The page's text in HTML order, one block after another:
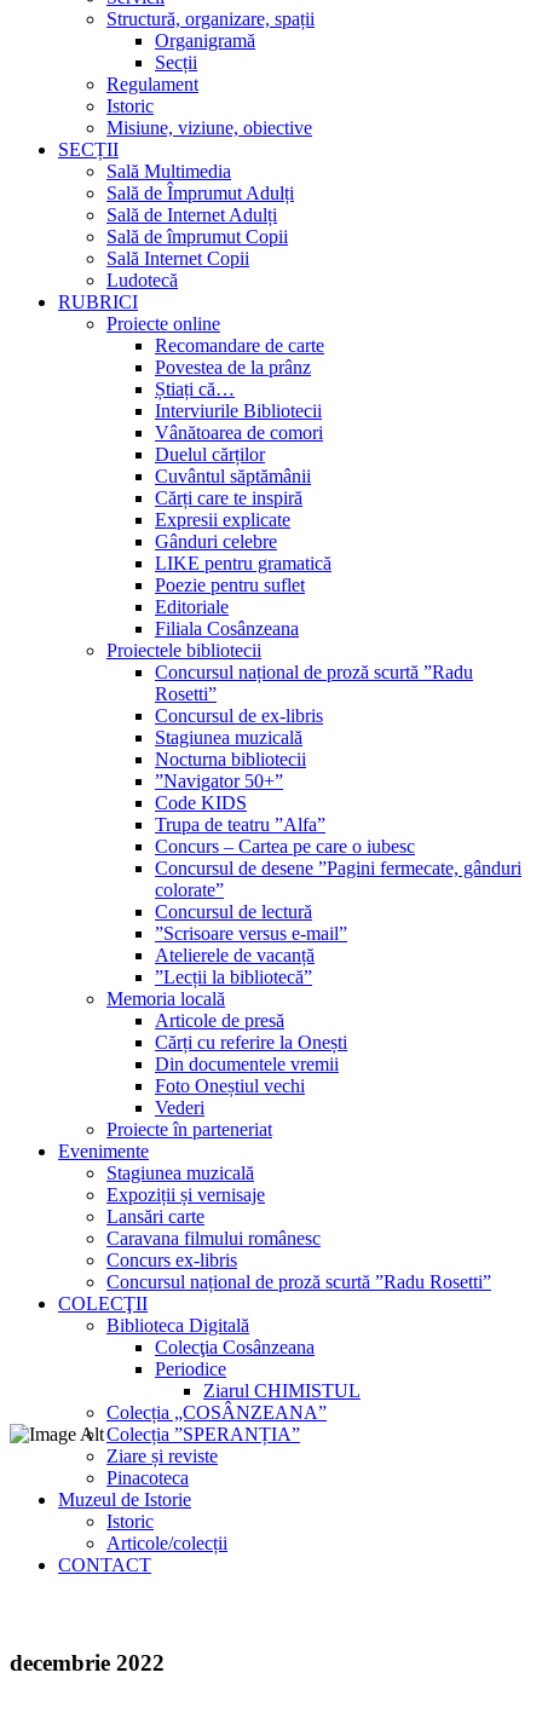
Structură, organizare, spații
Organigramă
Secții
Regulament
Istoric
Misiune, viziune, obiective
SECȚII
Sală Multimedia
Sală de Împrumut Adulți
Sală de Internet Adulți
Sală de împrumut Copii
Sală Internet Copii
Ludotecă
RUBRICI
Proiecte online
Recomandare de carte
Povestea de la prânz
Știați că…
Interviurile Bibliotecii
Vânătoarea de comori
Duelul cărților
Cuvântul săptămânii
Cărți care te inspiră
Expresii explicate
Gânduri celebre
LIKE pentru gramatică
Poezie pentru suflet
Editoriale
Filiala Cosânzeana
Proiectele bibliotecii
Concursul național de proză scurtă ”Radu
Rosetti”
Concursul de ex-libris
Stagiunea muzicală
Nocturna bibliotecii
”Navigator 50+”
Code KIDS
Trupa de teatru ”Alfa”
Concurs – Cartea pe care o iubesc
Concursul de desene ”Pagini fermecate, gânduri
colorate”
Concursul de lectură
”Scrisoare versus e-mail”
Atelierele de vacanță
”Lecții la bibliotecă”
Memoria locală
Articole de presă
Cărți cu referire la Onești
Din documentele vremii
Foto Oneștiul vechi
Vederi
Proiecte în parteneriat
Evenimente
Stagiunea muzicală
Expoziții și vernisaje
Lansări carte
Caravana filmului românesc
Concurs ex-libris
Concursul național de proză scurtă ”Radu Rosetti”
COLECŢII
Biblioteca Digitală
Colecţia Cosânzeana
Periodice
Ziarul CHIMISTUL
Colecția „COSÂNZEANA”
Colecția ”SPERANȚIA”
Ziare și reviste
Pinacoteca
Muzeul de Istorie
Istoric
Articole/colecții
CONTACT
decembrie 2022